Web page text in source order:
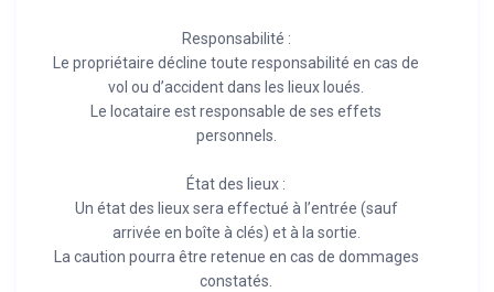
Responsabilité :
Le propriétaire décline toute responsabilité en cas de
vol ou d’accident dans les lieux loués.
Le locataire est responsable de ses effets
personnels.
État des lieux :
Un état des lieux sera effectué à l’entrée (sauf
arrivée en boîte à clés) et à la sortie.
La caution pourra être retenue en cas de dommages
constatés.